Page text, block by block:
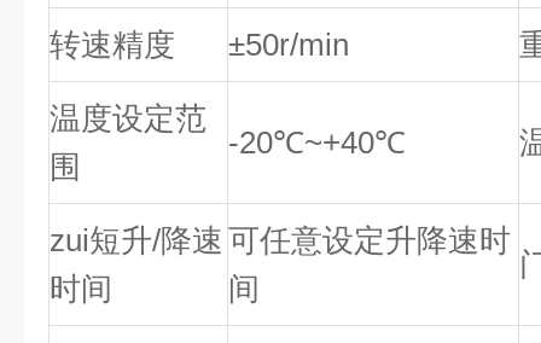
转速精度 ±50r/min
温度设定范
围
-20℃~+40℃
zui短升/降速
时间
可任意设定升降速时
间